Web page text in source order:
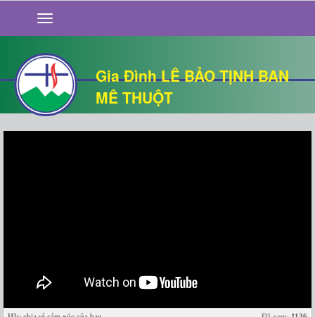
Gia Đình LÊ BẢO TỊNH BAN
MÊ THUỘT
GIỚI THIỆU
TIN TỨC
SỐNG ĐẠO
CHUYỆN NHÀ
QUÁN VĂN